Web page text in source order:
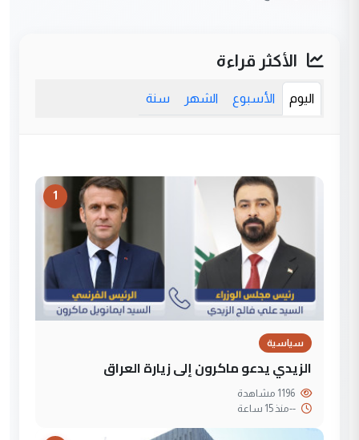
الأكثر قراءة
اليوم الأسبوع الشهر سنة
1
سياسية
الزيدي يدعو ماكرون إلى زيارة العراق
--منذ 15 ساعة